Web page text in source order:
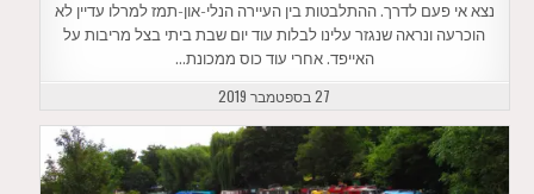
נצא אי פעם לדרך. ההתלבטות בין העיירה הנלי-און-תמז למרלו עדיין לא
הוכרעה ונראה שנגזר עלינו לבלות עוד יום שבת ביתי בצל מריבות על
האייפד. אחרי עוד כוס ממכונת…
27 בספטמבר 2019